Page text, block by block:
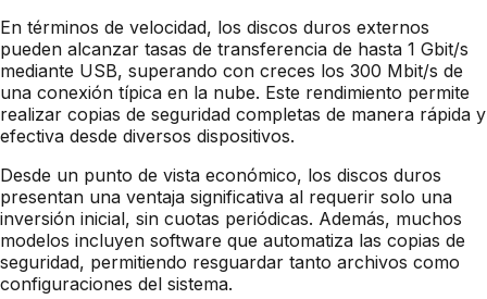
En términos de velocidad, los discos duros externos
pueden alcanzar tasas de transferencia de hasta 1 Gbit/s
mediante USB, superando con creces los 300 Mbit/s de
una conexión típica en la nube. Este rendimiento permite
realizar copias de seguridad completas de manera rápida y
efectiva desde diversos dispositivos.
Desde un punto de vista económico, los discos duros
presentan una ventaja significativa al requerir solo una
inversión inicial, sin cuotas periódicas. Además, muchos
modelos incluyen software que automatiza las copias de
seguridad, permitiendo resguardar tanto archivos como
configuraciones del sistema.